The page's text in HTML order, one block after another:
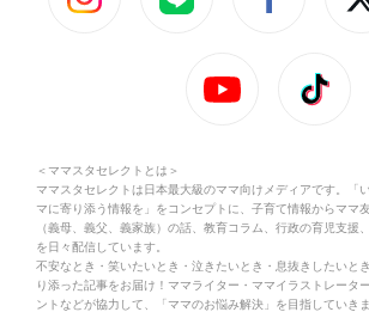
＜ママスタセレクトとは＞
ママスタセレクトは日本最大級のママ向けメディアです。「
マに寄り添う情報を」をコンセプトに、子育て情報からママ
（義母、義父、義家族）の話、教育コラム、行政の育児支援
を日々配信しています。
不安なとき・笑いたいとき・泣きたいとき・息抜きしたいと
り添った記事をお届け！ママライター・ママイラストレータ
ントなどが協力して、「ママのお悩み解決」を目指していきま